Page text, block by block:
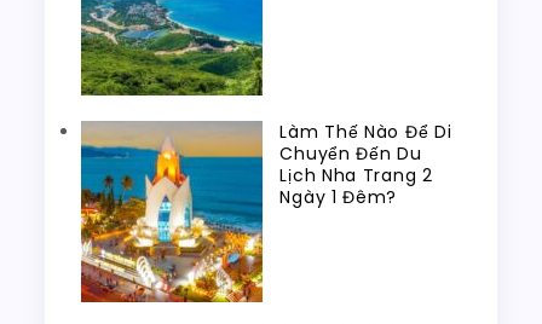
Làm Thế Nào Để Di
Chuyển Đến Du
Lịch Nha Trang 2
Ngày 1 Đêm?